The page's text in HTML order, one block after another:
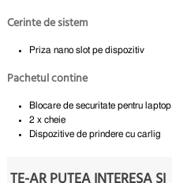
Cerinte de sistem
Priza nano slot pe dispozitiv
Pachetul contine
Blocare de securitate pentru laptop
2 x cheie
Dispozitive de prindere cu carlig